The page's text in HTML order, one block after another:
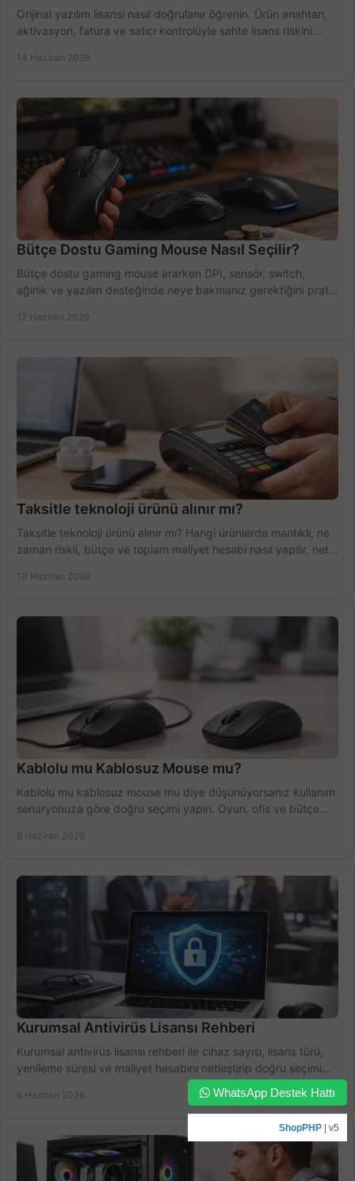
Orijinal yazılım lisansı nasıl doğrulanır öğrenin. Ürün anahtarı,
aktivasyon, fatura ve satıcı kontrolüyle sahte lisans riskini
14 Haziran 2026
Bütçe Dostu Gaming Mouse Nasıl Seçilir?
Bütçe dostu gaming mouse ararken DPI, sensör, switch,
ağırlık ve yazılım desteğinde neye bakmanız gerektiğini pratik
12 Haziran 2026
Taksitle teknoloji ürünü alınır mı?
Taksitle teknoloji ürünü alınır mı? Hangi ürünlerde mantıklı, ne
zaman riskli, bütçe ve toplam maliyet hesabı nasıl yapılır, net
10 Haziran 2026
Kablolu mu Kablosuz Mouse mu?
Kablolu mu kablosuz mouse mu diye düşünüyorsanız kullanım
senaryonuza göre doğru seçimi yapın. Oyun, ofis ve bütçe
8 Haziran 2026
Kurumsal Antivirüs Lisansı Rehberi
Kurumsal antivirüs lisansı rehberi ile cihaz sayısı, lisans türü,
yenileme süresi ve maliyet hesabını netleştirip doğru seçimi
6 Haziran 2026 WhatsApp Destek Hattı
ShopPHP | v5